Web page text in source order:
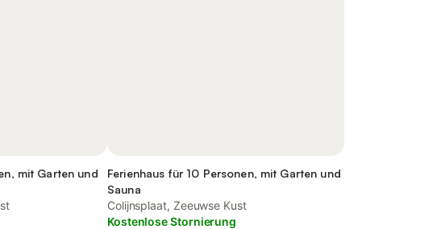
mit Garten und
Ferienhaus für 10 Personen, mit Garten und
Sauna
Colijnsplaat, Zeeuwse Kust
Kostenlose Stornierung